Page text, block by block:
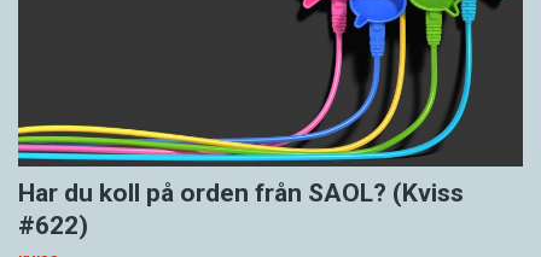
Har du koll på orden från SAOL? (Kviss
#622)